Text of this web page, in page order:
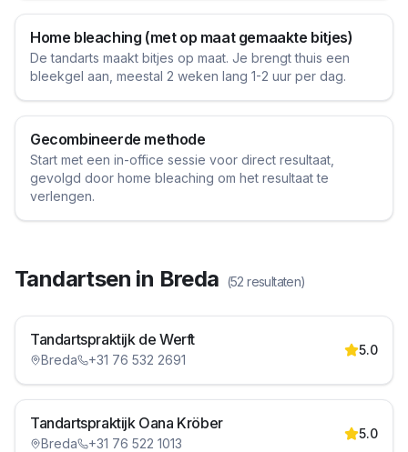
Home bleaching (met op maat gemaakte bitjes)
De tandarts maakt bitjes op maat. Je brengt thuis een
bleekgel aan, meestal 2 weken lang 1-2 uur per dag.
Gecombineerde methode
Start met een in-office sessie voor direct resultaat,
gevolgd door home bleaching om het resultaat te
verlengen.
Tandartsen in Breda (52 resultaten)
Tandartspraktijk de Werft
Breda +31 76 532 2691
5.0
Tandartspraktijk Oana Kröber
Breda +31 76 522 1013
5.0